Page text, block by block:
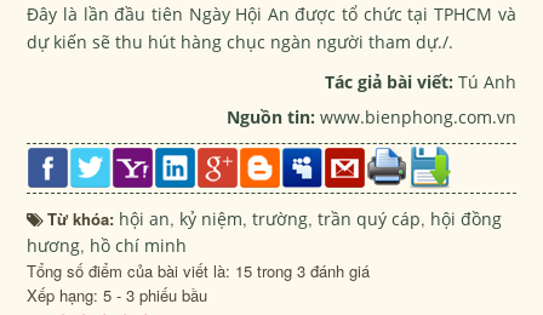
Đây là lần đầu tiên Ngày Hội An được tổ chức tại TPHCM và
dự kiến sẽ thu hút hàng chục ngàn người tham dự./.
Tác giả bài viết: Tú Anh
Nguồn tin: www.bienphong.com.vn
Từ khóa: hội an, kỷ niệm,trường,trần quý cáp, hội đồng
hương, hồ chí minh
Tổng số điểm của bài viết là: 15 trong 3 đánh giá
Xếp hạng:5 -3 phiếu bầu